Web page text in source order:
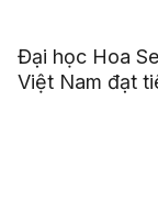
Đại học Hoa
Việt Nam đạt